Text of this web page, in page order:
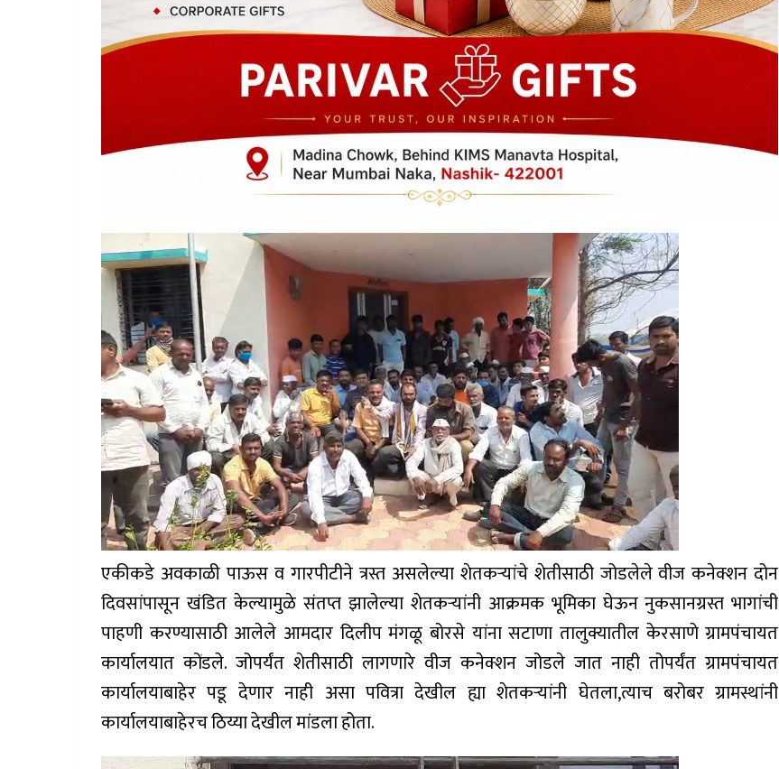
एकीकडे अवकाळी पाऊस व गारपीटीने त्रस्त असलेल्या शेतकऱ्यांचे शेतीसाठी जोडलेले वीज कनेक्शन दोन
दिवसांपासून खंडित केल्यामुळे संतप्त झालेल्या शेतकऱ्यांनी आक्रमक भूमिका घेऊन नुकसानग्रस्त भागांची
पाहणी करण्यासाठी आलेले आमदार दिलीप मंगळू बोरसे यांना सटाणा तालुक्यातील केरसाणे ग्रामपंचायत
कार्यालयात कोंडले. जोपर्यंत शेतीसाठी लागणारे वीज कनेक्शन जोडले जात नाही तोपर्यंत ग्रामपंचायत
कार्यालयाबाहेर पडू देणार नाही असा पवित्रा देखील ह्या शेतकऱ्यांनी घेतला,त्याच बरोबर ग्रामस्थांनी
कार्यालयाबाहेरच ठिय्या देखील मांडला होता.